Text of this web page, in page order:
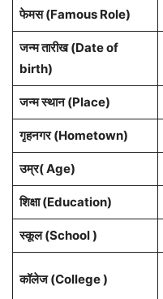
फेमस (Famous Role)
जन्म तारीख (Date of
birth)
जन्म स्थान (Place)
गृहनगर (Hometown)
उम्र( Age)
शिक्षा (Education)
स्कूल (School )
कॉलेज (College )